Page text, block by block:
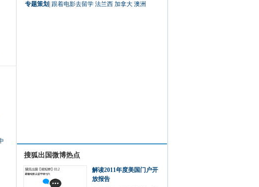
专题策划 跟着电影去留学 法兰西 加拿大 澳洲
搜狐出国微博热点
解读2011年度美国门户开
放报告